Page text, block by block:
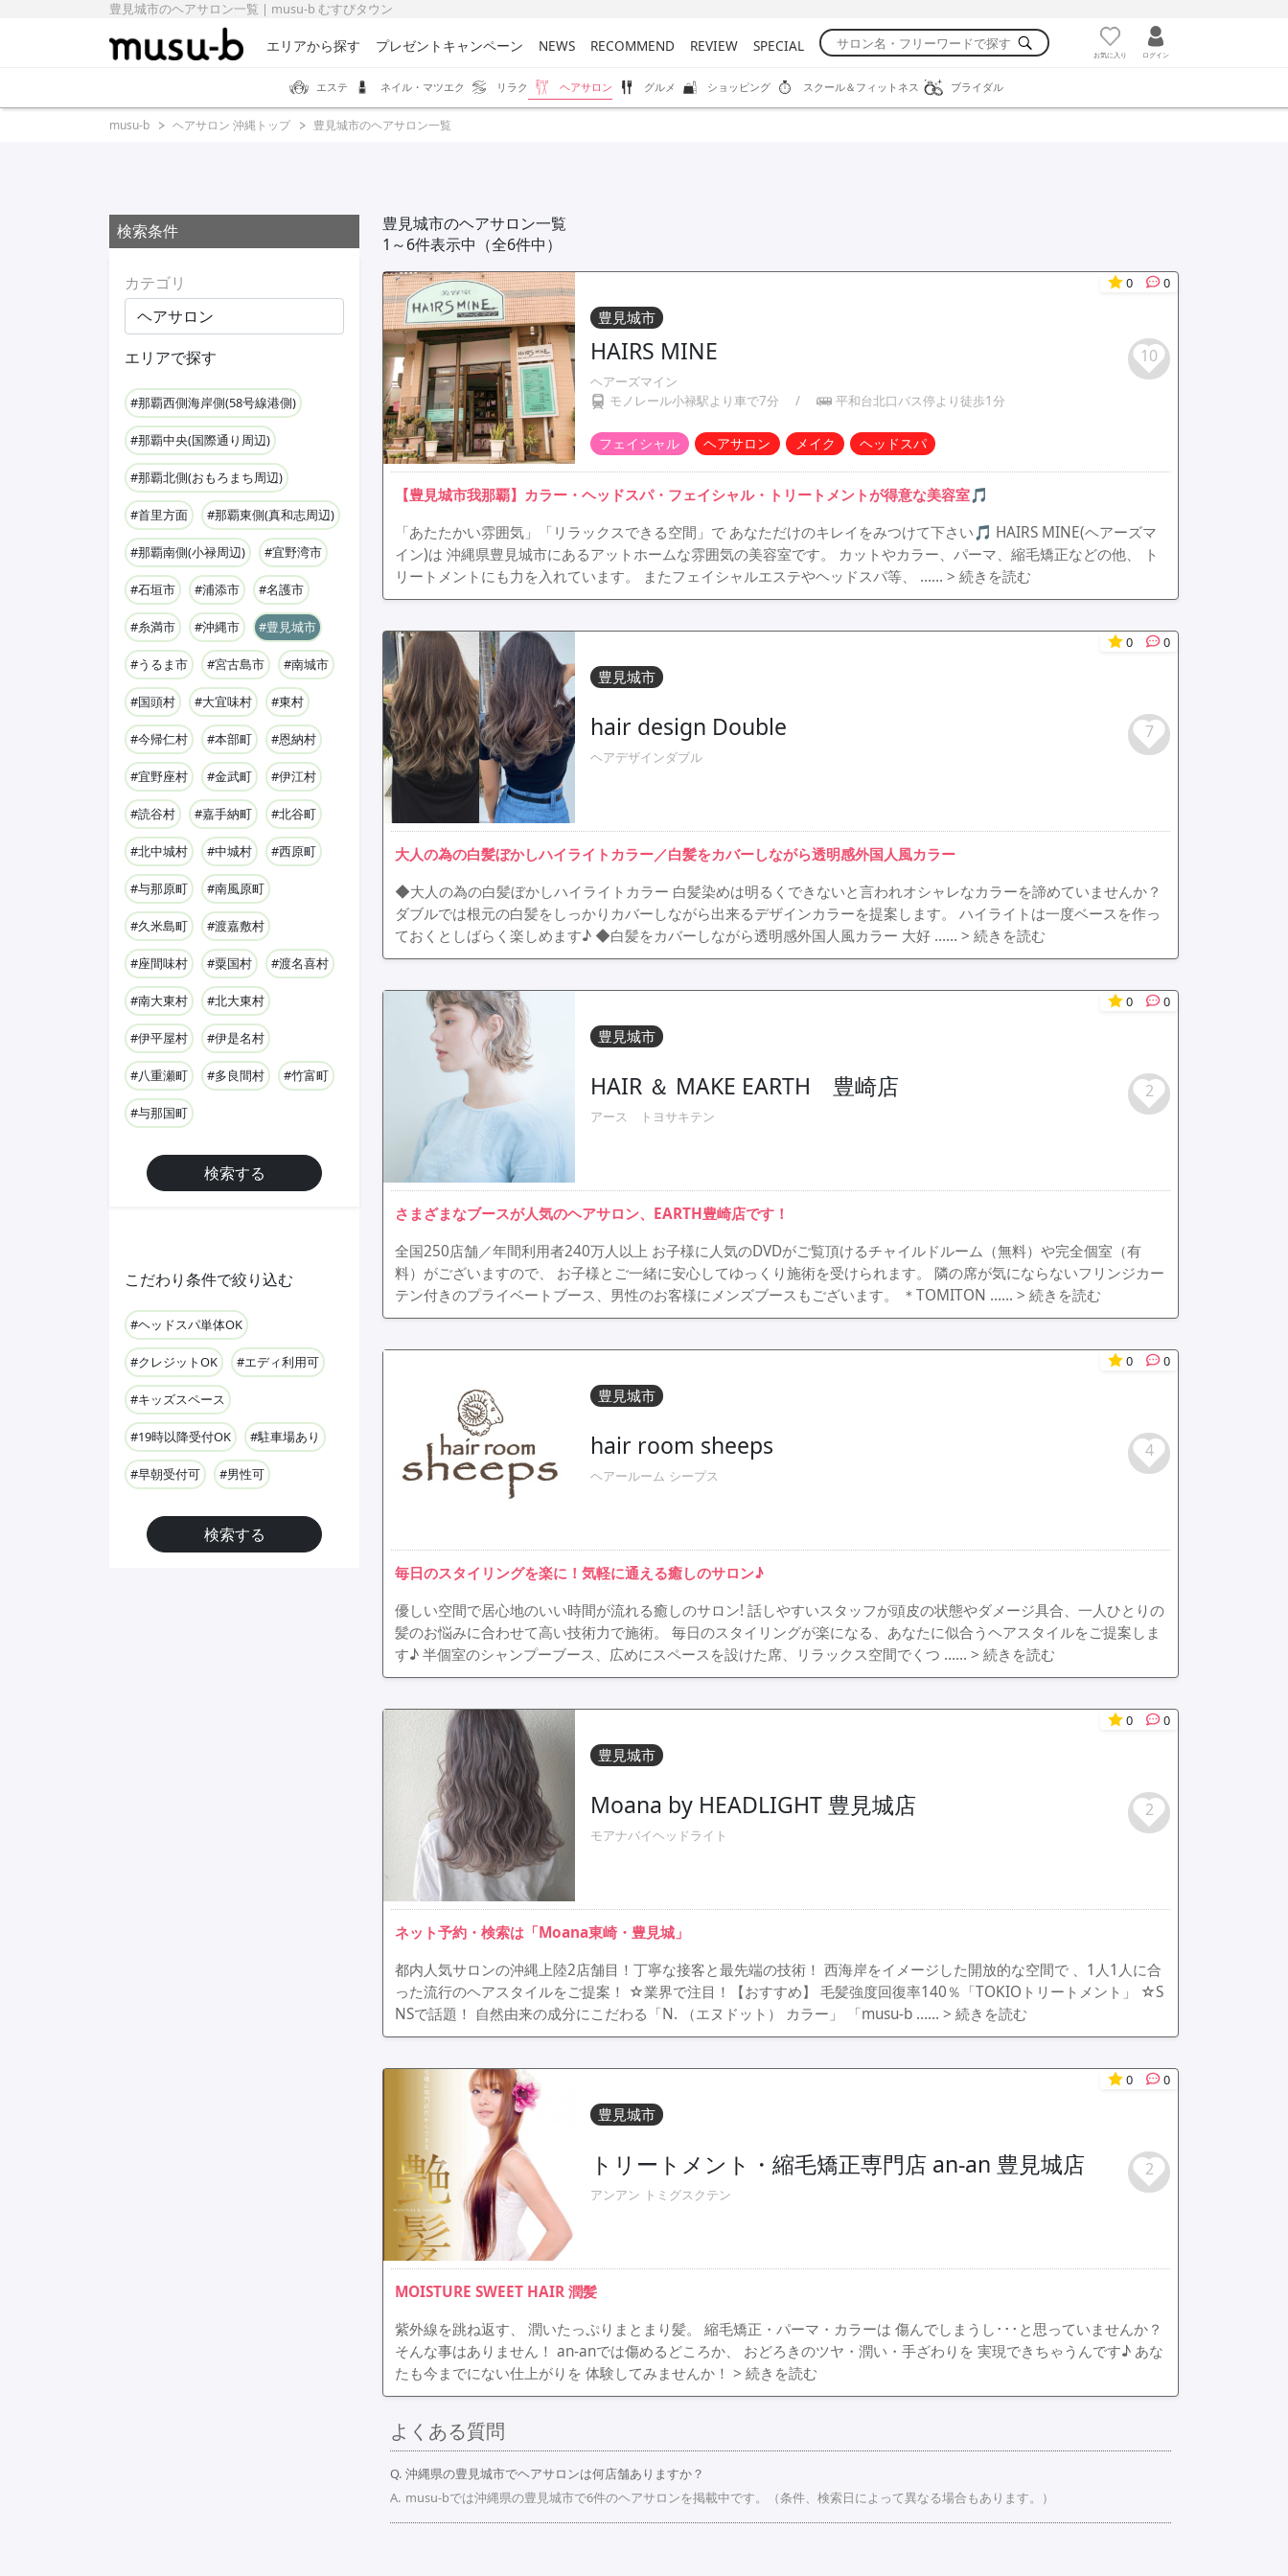
豊見城市のヘアサロン一覧 | musu-b むすびタウン
エリアから探す プレゼントキャンペーン NEWS RECOMMEND REVIEW SPECIAL お気に入り ログイン
エステ ネイル・マツエク リラク ヘアサロン グルメ ショッピング スクール＆フィットネス ブライダル
musu-b ヘアサロン 沖縄トップ 豊見城市のヘアサロン一覧
検索条件
カテゴリ
エリアで探す
#那覇西側海岸側(58号線港側)
#那覇中央(国際通り周辺)
#那覇北側(おもろまち周辺)
#首里方面 #那覇東側(真和志周辺)
#那覇南側(小禄周辺) #宜野湾市
#石垣市 #浦添市 #名護市
#糸満市 #沖縄市 #豊見城市
#うるま市 #宮古島市 #南城市
#国頭村 #大宜味村 #東村
#今帰仁村 #本部町 #恩納村
#宜野座村 #金武町 #伊江村
#読谷村 #嘉手納町 #北谷町
#北中城村 #中城村 #西原町
#与那原町 #南風原町
#久米島町 #渡嘉敷村
#座間味村 #粟国村 #渡名喜村
#南大東村 #北大東村
#伊平屋村 #伊是名村
#八重瀬町 #多良間村 #竹富町
#与那国町
検索する
こだわり条件で絞り込む
#ヘッドスパ単体OK
#クレジットOK #エディ利用可
#キッズスペース
#19時以降受付OK #駐車場あり
#早朝受付可 #男性可
検索する
豊見城市のヘアサロン一覧
1～6件表示中（全6件中）
フェイシャル ヘアサロン メイク ヘッドスパ
豊見城市
0 0
HAIRS MINE
ヘアーズマイン
モノレール小禄駅より車で7分
/ 平和台北口バス停より徒歩1分
10
【豊見城市我那覇】カラー・ヘッドスパ・フェイシャル・トリートメントが得意な美容室🎵
「あたたかい雰囲気」「リラックスできる空間」で あなただけのキレイをみつけて下さい🎵 HAIRS MINE(ヘアーズマ
イン)は 沖縄県豊見城市にあるアットホームな雰囲気の美容室です。 カットやカラー、パーマ、縮毛矯正などの他、 ト
リートメントにも力を入れています。 またフェイシャルエステやヘッドスパ等、 …… > 続きを読む
豊見城市
0 0
hair design Double
ヘアデザインダブル
7
大人の為の白髪ぼかしハイライトカラー／白髪をカバーしながら透明感外国人風カラー
◆大人の為の白髪ぼかしハイライトカラー 白髪染めは明るくできないと言われオシャレなカラーを諦めていませんか？
ダブルでは根元の白髪をしっかりカバーしながら出来るデザインカラーを提案します。 ハイライトは一度ベースを作っ
ておくとしばらく楽しめます♪ ◆白髪をカバーしながら透明感外国人風カラー 大好 …… > 続きを読む
豊見城市
0 0
HAIR ＆ MAKE EARTH 豊崎店
アース トヨサキテン
2
さまざまなブースが人気のヘアサロン、EARTH豊崎店です！
全国250店舗／年間利用者240万人以上 お子様に人気のDVDがご覧頂けるチャイルドルーム（無料）や完全個室（有
料）がございますので、 お子様とご一緒に安心してゆっくり施術を受けられます。 隣の席が気にならないフリンジカー
テン付きのプライベートブース、男性のお客様にメンズブースもございます。 ＊TOMITON …… > 続きを読む
豊見城市
0 0
hair room sheeps
ヘアールーム シープス
4
毎日のスタイリングを楽に！気軽に通える癒しのサロン♪
優しい空間で居心地のいい時間が流れる癒しのサロン! 話しやすいスタッフが頭皮の状態やダメージ具合、一人ひとりの
髪のお悩みに合わせて高い技術力で施術。 毎日のスタイリングが楽になる、あなたに似合うヘアスタイルをご提案しま
す♪ 半個室のシャンプーブース、広めにスペースを設けた席、リラックス空間でくつ …… > 続きを読む
豊見城市
0 0
Moana by HEADLIGHT 豊見城店
モアナバイヘッドライト
2
ネット予約・検索は「Moana東崎・豊見城」
都内人気サロンの沖縄上陸2店舗目！丁寧な接客と最先端の技術！ 西海岸をイメージした開放的な空間で 、1人1人に合
った流行のヘアスタイルをご提案！ ☆業界で注目！【おすすめ】 毛髪強度回復率140％「TOKIOトリートメント」 ☆S
NSで話題！ 自然由来の成分にこだわる「N. （エヌドット） カラー」 「musu-b …… > 続きを読む
豊見城市
0 0
トリートメント・縮毛矯正専門店 an-an 豊見城店
アンアン トミグスクテン
2
MOISTURE SWEET HAIR 潤髪
紫外線を跳ね返す、 潤いたっぷりまとまり髪。 縮毛矯正・パーマ・カラーは 傷んでしまうし･･･と思っていませんか？
そんな事はありません！ an-anでは傷めるどころか、 おどろきのツヤ・潤い・手ざわりを 実現できちゃうんです♪ あな
たも今までにない仕上がりを 体験してみませんか！ > 続きを読む
よくある質問
沖縄県の豊見城市でヘアサロンは何店舗ありますか？
musu-bでは沖縄県の豊見城市で6件のヘアサロンを掲載中です。（条件、検索日によって異なる場合もあります。）